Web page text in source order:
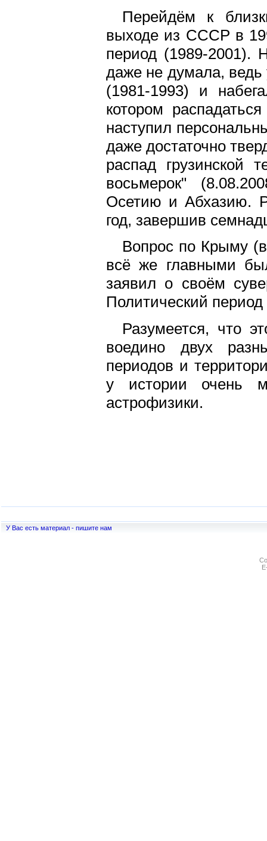
Перейдём к
выходе из СССР в
период (1989-2001).
даже не думала, ведь
(1981-1993) и
котором
наступил
даже достаточно
распад грузинской
восьмерок"
Осетию и Абхазию.
год, завершив
Вопрос по Крыму
всё же главными
заявил о своём
Политический
Разумеется, что
воедино двух
периодов и
у истории очень
астрофизики.
У Вас есть материал - пишите нам